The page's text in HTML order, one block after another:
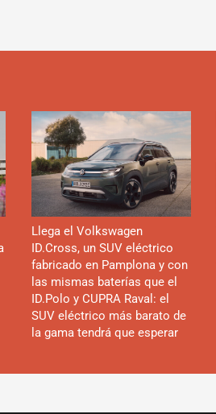
Llega el Volkswagen
ID.Cross, un SUV eléctrico
fabricado en Pamplona y con
las mismas baterías que el
ID.Polo y CUPRA Raval: el
SUV eléctrico más barato de
la gama tendrá que esperar